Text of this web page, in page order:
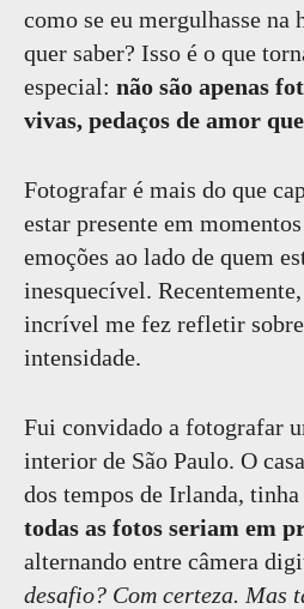
como se eu mergulhasse na
quer saber? Isso é o que
especial: não são apenas
vivas, pedaços de amor
Fotografar é mais do que
estar presente em
emoções ao lado de quem
inesquecível.
incrível me fez refletir
intensidade.
Fui convidado a fotografar
interior de São Paulo. O
dos tempos de Irlanda,
todas as fotos seriam em
alternando entre câmera
desafio? Com certeza. Mas